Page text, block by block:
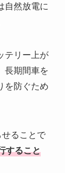
自然放電に
テリー上が
長期間車を
を防ぐため
ることで
すること